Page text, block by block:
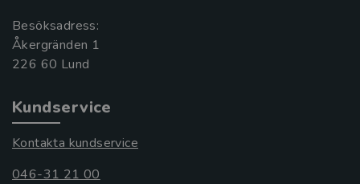
Besöksadress:
Åkergränden 1
Kundservice
Kontakta kundservice
046-31 21 00